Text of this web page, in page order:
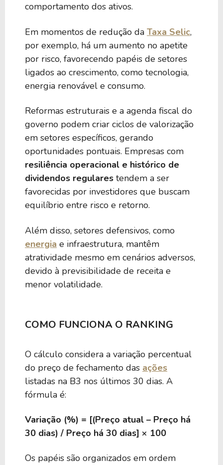
comportamento dos ativos.
Em momentos de redução da Taxa Selic,
por exemplo, há um aumento no apetite
por risco, favorecendo papéis de setores
ligados ao crescimento, como tecnologia,
energia renovável e consumo.
Reformas estruturais e a agenda fiscal do
governo podem criar ciclos de valorização
em setores específicos, gerando
oportunidades pontuais. Empresas com
resiliência operacional e histórico de
dividendos regulares tendem a ser
favorecidas por investidores que buscam
equilíbrio entre risco e retorno.
Além disso, setores defensivos, como
energia e infraestrutura, mantêm
atratividade mesmo em cenários adversos,
devido à previsibilidade de receita e
menor volatilidade.
COMO FUNCIONA O RANKING
O cálculo considera a variação percentual
do preço de fechamento das ações
listadas na B3 nos últimos 30 dias. A
fórmula é:
Variação (%) = [(Preço atual – Preço há
30 dias) / Preço há 30 dias] × 100
Os papéis são organizados em ordem